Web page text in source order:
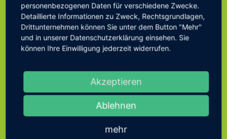
ÖFFNUNGSZEITEN
BÜRGERBÜRO
Koblenzer Straße 3, 53498 Bad
Telefon:02633/4568-333
02633/4568-370
personenbezogenen Daten für verschiedene Zwecke.
Detaillierte Informationen zu Zweck, Rechtsgrundlagen,
Drittunternehmen können Sie unter dem Button "Mehr"
und in unserer Datenschutzerklärung einsehen. Sie
können Ihre Einwilligung jederzeit widerrufen.
Akzeptieren
Ablehnen
mehr